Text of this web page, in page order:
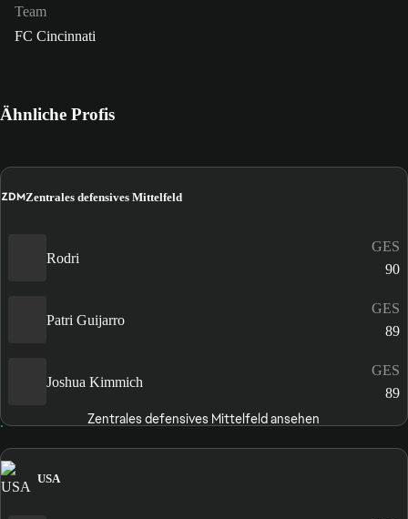
Team
FC Cincinnati
Ähnliche Profis
ZDMZentrales defensives Mittelfeld
Rodri
GES
90
Patri Guijarro
GES
89
Joshua Kimmich
GES
89
Zentrales defensives Mittelfeld ansehen
USA